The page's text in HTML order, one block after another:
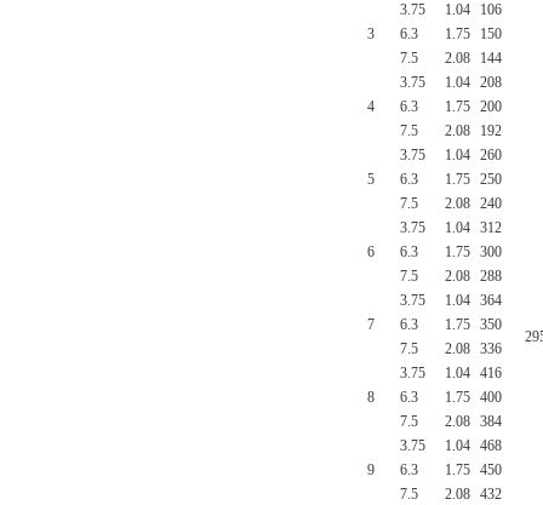
3
3.75 1.04
106
6.3
1.75
150
7.5
2.08 144
4
3.75 1.04 208
6.3
1.75 200
7.5
2.08 192
5
3.75 1.04 260
6.3
1.75 250
7.5
2.08 240
6
3.75 1.04 312
6.3
1.75 300
7.5
2.08 288
7
3.75 1.04 364
6.3
1.75 350
7.5
2.08 336
8
3.75 1.04 416
6.3
1.75 400
7.5
2.08 384
9
3.75 1.04 468
6.3
1.75 450
7.5
2.08 432